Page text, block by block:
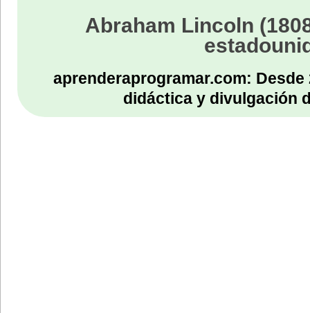
Abraham Lincoln
aprenderaprogramar.com:
didáctica y divulgación